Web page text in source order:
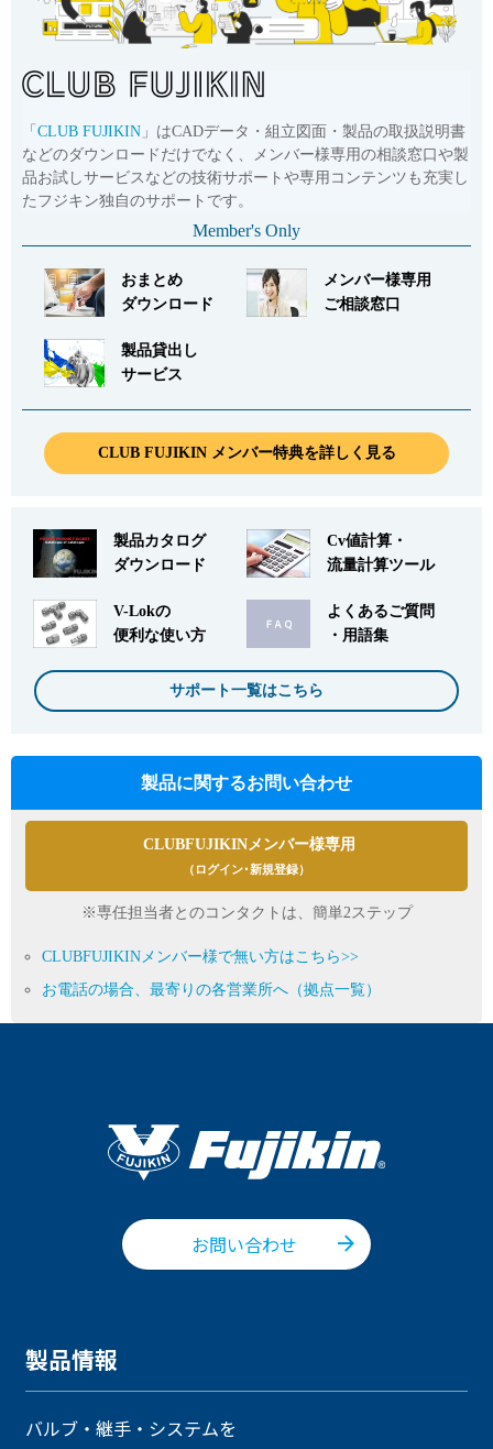
「 CLUB FUJIKIN 」はCADデータ・組立図面・製品の取扱説明書
などのダウンロードだけでなく、メンバー様専用の相談窓口や製
品お試しサービスなどの技術サポートや専用コンテンツも充実し
たフジキン独自のサポートです。
Member's Only
おまとめ
ダウンロード
メンバー様専用
ご相談窓口
製品貸出し
サービス
CLUB FUJIKIN メンバー特典を詳しく見る
製品カタログ
ダウンロード
Cv値計算・
流量計算ツール
V-Lokの
便利な使い方
よくあるご質問
・用語集
サポート一覧はこちら
製品に関するお問い合わせ
CLUBFUJIKINメンバー様専用
（ログイン･新規登録）
※専任担当者とのコンタクトは、簡単2ステップ
CLUBFUJIKINメンバー様で無い方はこちら>>
お電話の場合、最寄りの各営業所へ（拠点一覧）
お問い合わせ
製品情報
バルブ・継手・システムを